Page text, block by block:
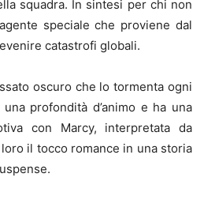
squadra. In sintesi per chi non
speciale che proviene dal
catastrofi globali.
oscuro che lo tormenta ogni
profondità d’animo e ha una
con Marcy, interpretata da
il tocco romance in una storia